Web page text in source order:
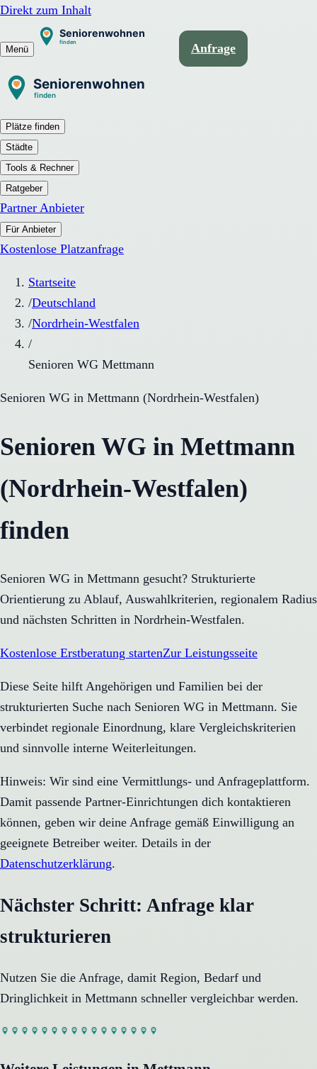
Direkt zum Inhalt
Menü Anfrage
Plätze finden
Städte
Tools & Rechner
Ratgeber
Partner Anbieter
Für Anbieter
Kostenlose Platzanfrage
Startseite
/Deutschland
/Nordrhein-Westfalen
/
Senioren WG Mettmann
Senioren WG in Mettmann (Nordrhein-Westfalen)
Senioren WG in Mettmann
(Nordrhein-Westfalen)
finden
Senioren WG in Mettmann gesucht? Strukturierte
Orientierung zu Ablauf, Auswahlkriterien, regionalem Radius
und nächsten Schritten in Nordrhein-Westfalen.
Kostenlose Erstberatung startenZur Leistungsseite
Diese Seite hilft Angehörigen und Familien bei der
strukturierten Suche nach Senioren WG in Mettmann. Sie
verbindet regionale Einordnung, klare Vergleichskriterien
und sinnvolle interne Weiterleitungen.
Hinweis: Wir sind eine Vermittlungs- und Anfrageplattform.
Damit passende Partner-Einrichtungen dich kontaktieren
können, geben wir deine Anfrage gemäß Einwilligung an
geeignete Betreiber weiter. Details in der
Datenschutzerklärung.
Nächster Schritt: Anfrage klar
strukturieren
Nutzen Sie die Anfrage, damit Region, Bedarf und
Dringlichkeit in Mettmann schneller vergleichbar werden.